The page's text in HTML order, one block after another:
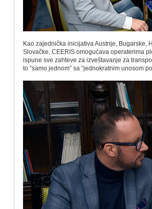
Kao zajednička inicijativa Austrije, Bugarske,
Slovačke, CEERIS omogućava operaterima
ispune sve zahteve za izveštavanje za
to “samo jednom” sa “jednokratnim unosom